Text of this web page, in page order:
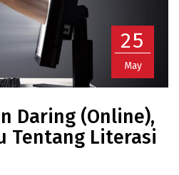
25
May
Daring (Online),
Tentang Literasi